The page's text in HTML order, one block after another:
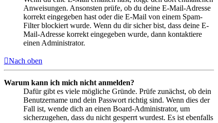
Anweisungen. Ansonsten prüfe, ob du deine E-Mail-Adresse
korrekt eingegeben hast oder die E-Mail von einem Spam-
Filter blockiert wurde. Wenn du dir sicher bist, dass deine E-
Mail-Adresse korrekt eingegeben wurde, dann kontaktiere
einen Administrator.
Nach oben
Warum kann ich mich nicht anmelden?
Dafür gibt es viele mögliche Gründe. Prüfe zunächst, ob dein
Benutzername und dein Passwort richtig sind. Wenn dies der
Fall ist, wende dich an einen Board-Administrator, um
sicherzugehen, dass du nicht gesperrt wurdest. Es ist ebenfalls